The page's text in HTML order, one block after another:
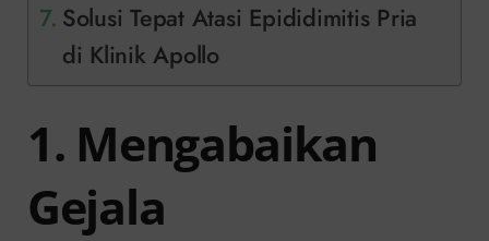
Solusi Tepat Atasi Epididimitis Pria
di Klinik Apollo
1. Mengabaikan
Gejala